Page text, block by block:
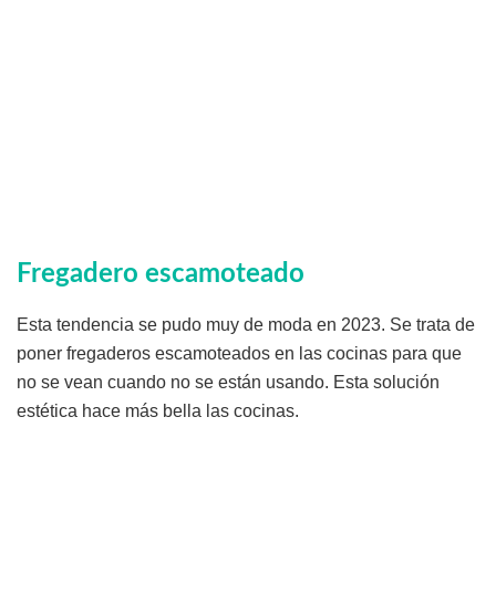
Fregadero escamoteado
Esta tendencia se pudo muy de moda en 2023. Se trata de
poner fregaderos escamoteados en las cocinas para que
no se vean cuando no se están usando. Esta solución
estética hace más bella las cocinas.